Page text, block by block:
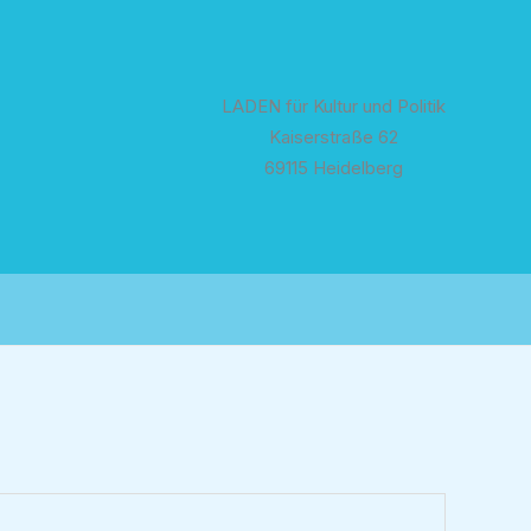
LADEN für Kultur und Politik
Kaiserstraße 62
69115 Heidelberg